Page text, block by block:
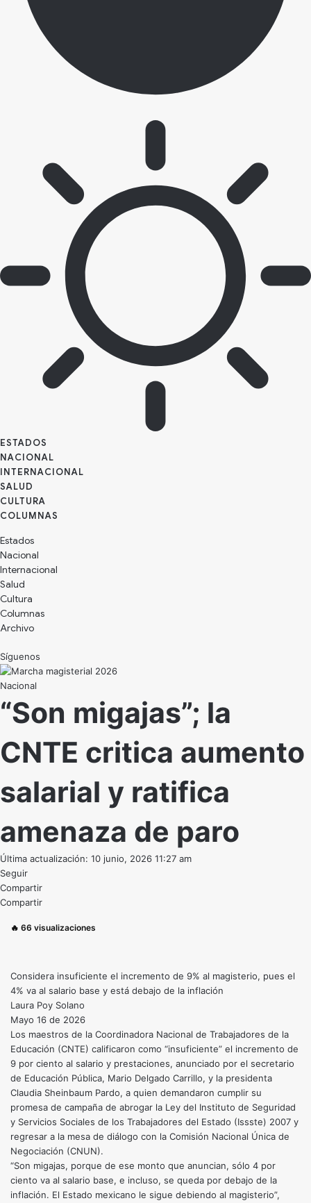
ESTADOS
NACIONAL
INTERNACIONAL
SALUD
CULTURA
Estados
Nacional
Internacional
Salud
Cultura
Archivo
Síguenos
Nacional
“Son migajas”; la
CNTE critica aumento
salarial y ratifica
amenaza de paro
Última actualización: 10 junio, 2026 11:27 am
Seguir
Compartir
Compartir
🔥 66 visualizaciones
Considera insuficiente el incremento de 9% al magisterio, pues el
4% va al salario base y está debajo de la inflación
Laura Poy Solano
Mayo 16 de 2026
Los maestros de la Coordinadora Nacional de Trabajadores de la
Educación (CNTE) calificaron como “insuficiente” el incremento de
9 por ciento al salario y prestaciones, anunciado por el secretario
de Educación Pública, Mario Delgado Carrillo, y la presidenta
Claudia Sheinbaum Pardo, a quien demandaron cumplir su
promesa de campaña de abrogar la Ley del Instituto de Seguridad
y Servicios Sociales de los Trabajadores del Estado (Issste) 2007 y
regresar a la mesa de diálogo con la Comisión Nacional Única de
Negociación (CNUN).
“Son migajas, porque de ese monto que anuncian, sólo 4 por
ciento va al salario base, e incluso, se queda por debajo de la
inflación. El Estado mexicano le sigue debiendo al magisterio”,